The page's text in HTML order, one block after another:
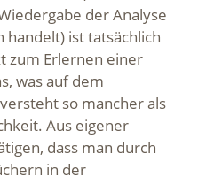
der Analyse
handelt) ist tatsächlich
zum Erlernen einer
was auf dem
so mancher als
Aus eigener
dass man durch
in der